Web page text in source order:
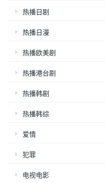
热播日剧
热播日漫
热播欧美剧
热播港台剧
热播韩剧
热播韩综
爱情
犯罪
电视电影